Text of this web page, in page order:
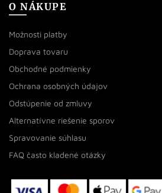
O NÁKUPE
Možnosti platby
Doprava tovaru
Obchodné podmienky
Ochrana osobných údajov
Odstúpenie od zmluvy
Alternatívne riešenie sporov
Spravovanie súhlasu
FAQ často kladené otázky